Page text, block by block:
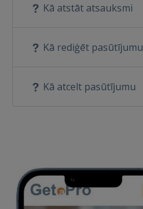
Kā atstāt atsauksmi
Kā rediģēt pasūtījumu
Kā atcelt pasūtījumu